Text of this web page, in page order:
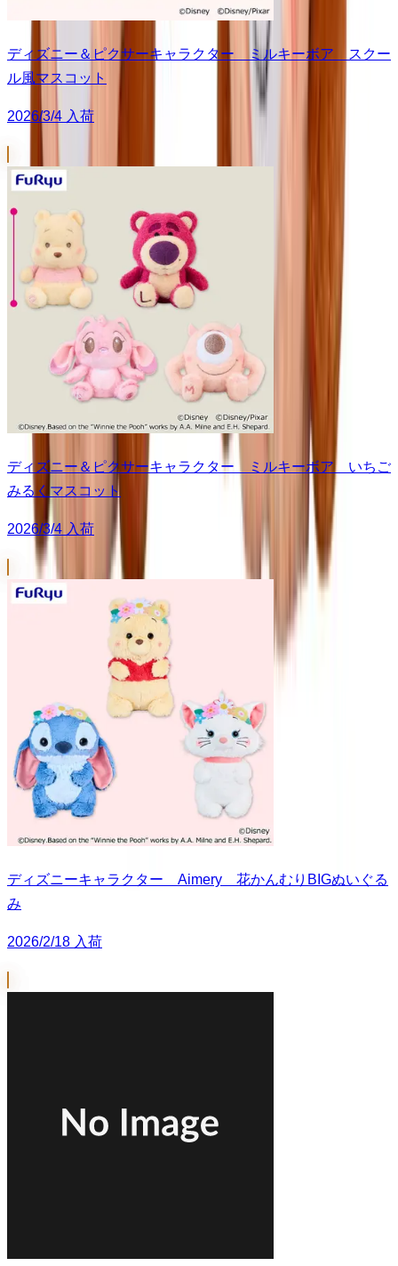
ディズニー＆ピクサーキャラクター ミルキーボア スクー
ル風マスコット
2026/3/4 入荷
ディズニー＆ピクサーキャラクター ミルキーボア いちご
みるくマスコット
2026/3/4 入荷
ディズニーキャラクター Aimery 花かんむりBIGぬいぐる
み
2026/2/18 入荷